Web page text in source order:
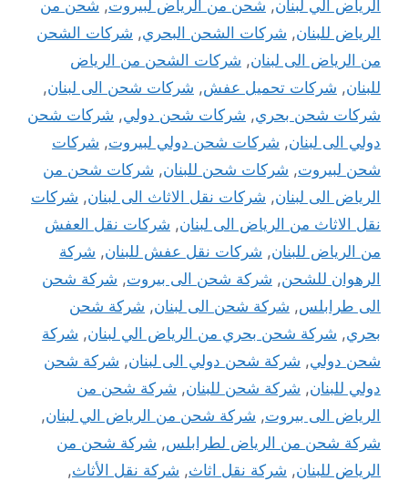
الرياض الي لبنان, شحن من الرياض لبيروت, شحن من
الرياض للبنان, شركات الشحن البحري, شركات الشحن
من الرياض الى لبنان, شركات الشحن من الرياض
للبنان, شركات تحميل عفش, شركات شحن الى لبنان,
شركات شحن بحري, شركات شحن دولي, شركات شحن
دولي الى لبنان, شركات شحن دولي لبيروت, شركات
شحن لبيروت, شركات شحن للبنان, شركات شحن من
الرياض الى لبنان, شركات نقل الاثاث الى لبنان, شركات
نقل الاثاث من الرياض الى لبنان, شركات نقل العفش
من الرياض للبنان, شركات نقل عفش للبنان, شركة
الرهوان للشحن, شركة شحن الى بيروت, شركة شحن
الى طرابلس, شركة شحن الى لبنان, شركة شحن
بحري, شركة شحن بحري من الرياض الي لبنان, شركة
شحن دولي, شركة شحن دولي الى لبنان, شركة شحن
دولي للبنان, شركة شحن للبنان, شركة شحن من
الرياض الى بيروت, شركة شحن من الرياض الي لبنان,
شركة شحن من الرياض لطرابلس, شركة شحن من
الرياض للبنان, شركة نقل اثاث, شركة نقل الأثاث,